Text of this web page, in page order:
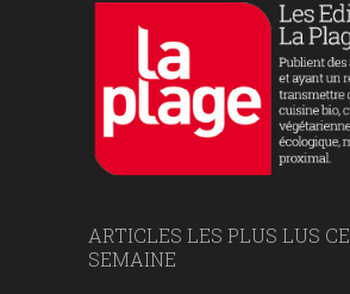
ARTICLES LES PLUS LUS
SEMAINE